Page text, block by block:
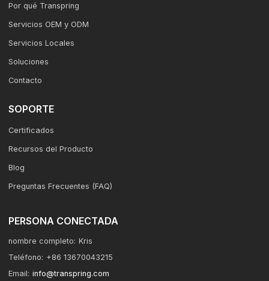
Por qué Transpring
Servicios OEM y ODM
Servicios Locales
Soluciones
Contacto
SOPORTE
Certificados
Recursos del Producto
Blog
Preguntas Frecuentes (FAQ)
PERSONA CONECTADA
nombre completo: Kris
Teléfono: +86 13670043215
Email: info@transpring.com